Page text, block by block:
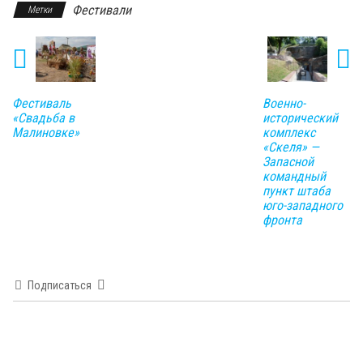
Метки Фестивали
Фестиваль
«Свадьба в
Малиновке»
Военно-
исторический
комплекс
«Скеля» —
Запасной
командный
пункт штаба
юго-западного
фронта
Подписаться